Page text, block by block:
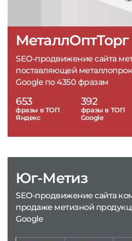
МеталлОптТорг
SEO-продвижение сайта
поставляющей
Google по 4350 фразам
653
фразы в ТОП
Яндекс
392
фразы в ТОП
Google
Юг-Метиз
SEO-продвижение сайта
продаже метизной
Google